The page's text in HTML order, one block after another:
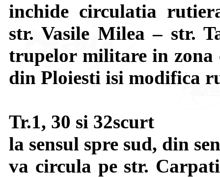
inchide circulatia
str. Vasile Milea – str.
trupelor militare in zona
din Ploiesti isi modifica
Tr.1, 30 si 32scurt
la sensul spre sud, din
va circula pe str.